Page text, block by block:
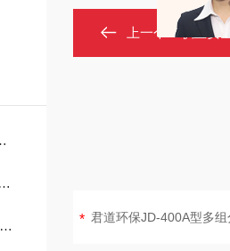
上一个： 职业安全